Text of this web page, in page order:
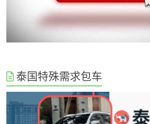
泰国特殊需求包车